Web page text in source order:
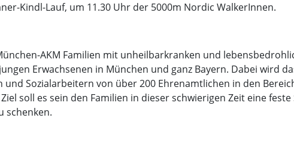
Kindl-Lauf, um 11.30 Uhr der 5000m Nordic WalkerInnen.
AKM Familien mit unheilbarkranken und
Erwachsenen in München und ganz Bayern. Dabei wird
Sozialarbeitern von über 200 Ehrenamtlichen in den
soll es sein den Familien in dieser schwierigen Zeit eine feste
schenken.